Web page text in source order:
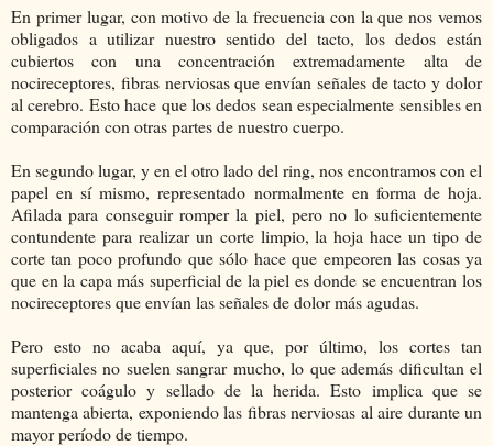
En primer lugar, con motivo de la frecuencia con la que nos vemos
obligados a utilizar nuestro sentido del tacto, los dedos están
cubiertos con una concentración extremadamente alta de
nocireceptores, fibras nerviosas que envían señales de tacto y dolor
al cerebro. Esto hace que los dedos sean especialmente sensibles en
comparación con otras partes de nuestro cuerpo.
En segundo lugar, y en el otro lado del ring, nos encontramos con el
papel en sí mismo, representado normalmente en forma de hoja.
Afilada para conseguir romper la piel, pero no lo suficientemente
contundente para realizar un corte limpio, la hoja hace un tipo de
corte tan poco profundo que sólo hace que empeoren las cosas ya
que en la capa más superficial de la piel es donde se encuentran los
nocireceptores que envían las señales de dolor más agudas.
Pero esto no acaba aquí, ya que, por último, los cortes tan
superficiales no suelen sangrar mucho, lo que además dificultan el
posterior coágulo y sellado de la herida. Esto implica que se
mantenga abierta, exponiendo las fibras nerviosas al aire durante un
mayor período de tiempo.